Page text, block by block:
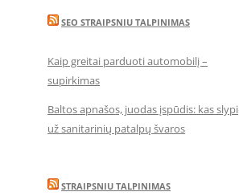
SEO STRAIPSNIU TALPINIMAS
Kaip greitai parduoti automobilį –
supirkimas
Baltos apnašos, juodas įspūdis: kas slypi
už sanitarinių patalpų švaros
STRAIPSNIU TALPINIMAS